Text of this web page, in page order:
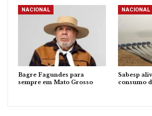
NACIONAL
Bagre Fagundes para
sempre em Mato Grosso
NACIONAL
Sabesp
consumo